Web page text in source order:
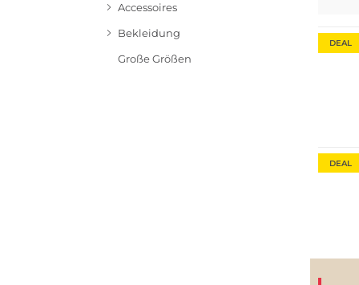
Accessoires
Bekleidung
Große Größen
DEAL
DEAL